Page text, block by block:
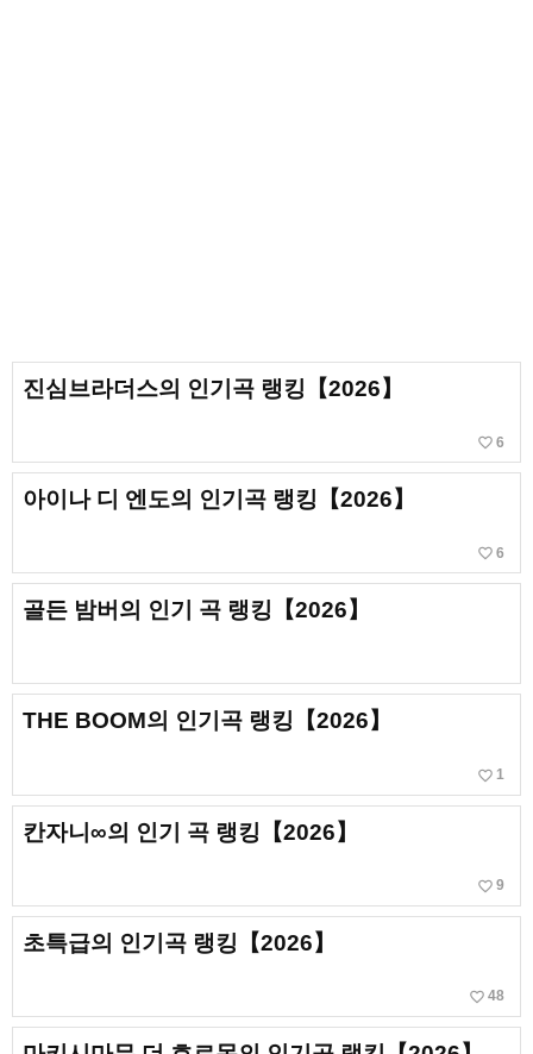
진심브라더스의 인기곡 랭킹【2026】
favorite_border 6
아이나 디 엔도의 인기곡 랭킹【2026】
favorite_border 6
골든 밤버의 인기 곡 랭킹【2026】
THE BOOM의 인기곡 랭킹【2026】
favorite_border 1
칸자니∞의 인기 곡 랭킹【2026】
favorite_border 9
초특급의 인기곡 랭킹【2026】
favorite_border 48